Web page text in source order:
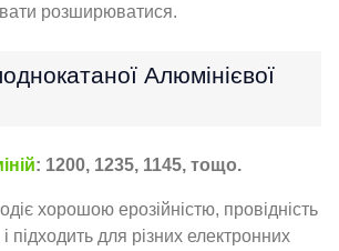
розширюватися.
Алюмінієвої
: 1200, 1235, 1145, тощо.
хорошою ерозійністю, провідність
і підходить для різних електронних